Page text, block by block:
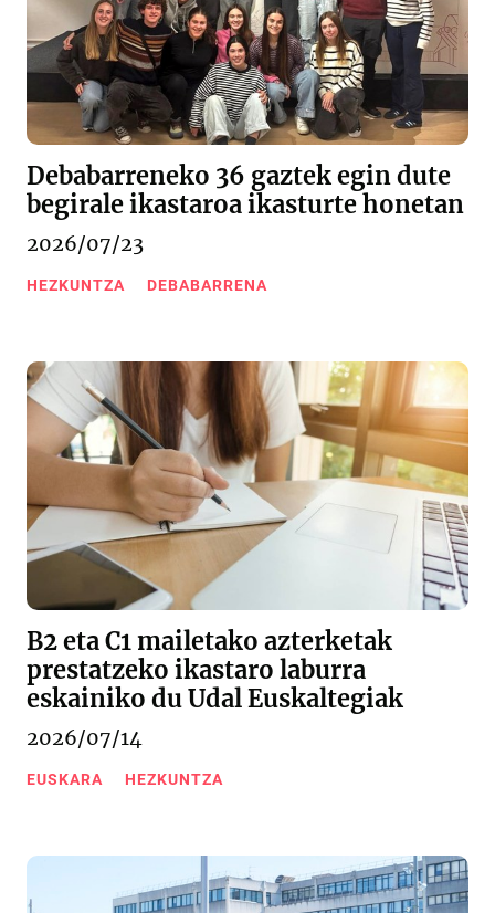
Debabarreneko 36 gaztek egin dute
begirale ikastaroa ikasturte honetan
2026/07/23
HEZKUNTZA DEBABARRENA
B2 eta C1 mailetako azterketak
prestatzeko ikastaro laburra
eskainiko du Udal Euskaltegiak
2026/07/14
EUSKARA HEZKUNTZA